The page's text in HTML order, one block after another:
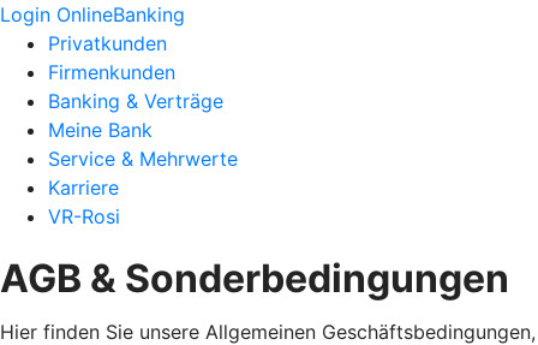
Login OnlineBanking
Privatkunden
Firmenkunden
Banking & Verträge
Meine Bank
Service & Mehrwerte
Karriere
VR-Rosi
AGB & Sonderbedingungen
Hier finden Sie unsere Allgemeinen Geschäftsbedingungen,